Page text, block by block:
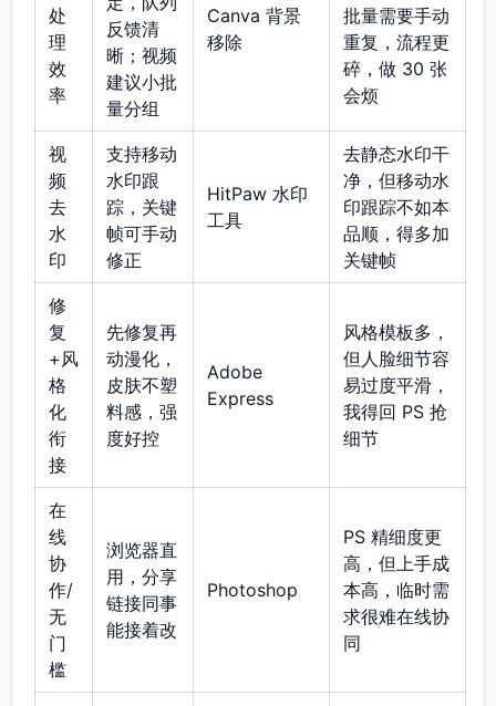
处
理
效
率
反馈清
晰；视频
建议小批
量分组
Canva 背景
移除
批量需要手动
重复，流程更
碎，做 30 张
会烦
视
频
去
水
印
支持移动
水印跟
踪，关键
帧可手动
修正
HitPaw 水印
工具
去静态水印干
净，但移动水
印跟踪不如本
品顺，得多加
关键帧
修
复
+风
格
化
衔
接
先修复再
动漫化，
皮肤不塑
料感，强
度好控
Adobe
Express
风格模板多，
但人脸细节容
易过度平滑，
我得回 PS 抢
细节
在
线
协
作/
无
门
槛
浏览器直
用，分享
链接同事
能接着改
Photoshop
PS 精细度更
高，但上手成
本高，临时需
求很难在线协
同